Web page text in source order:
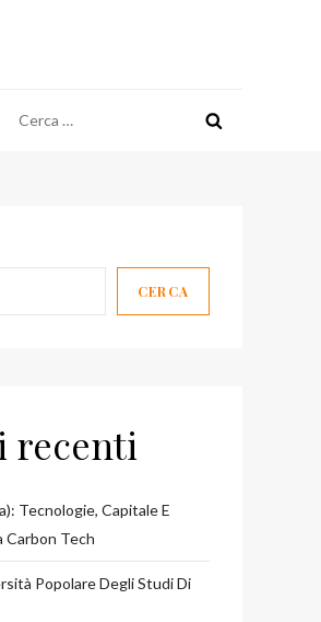
per:
CERCA
recenti
Tecnologie, Capitale E
Carbon Tech
Popolare Degli Studi Di